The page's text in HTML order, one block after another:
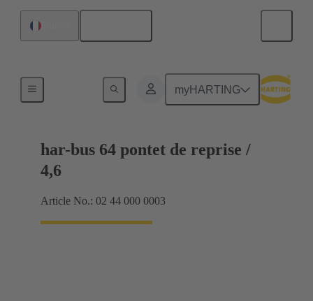
myHARTING
Raccordement carte mère à carte fille
har-bus 64 pontet de reprise /
4,6
Article No.: 02 44 000 0003